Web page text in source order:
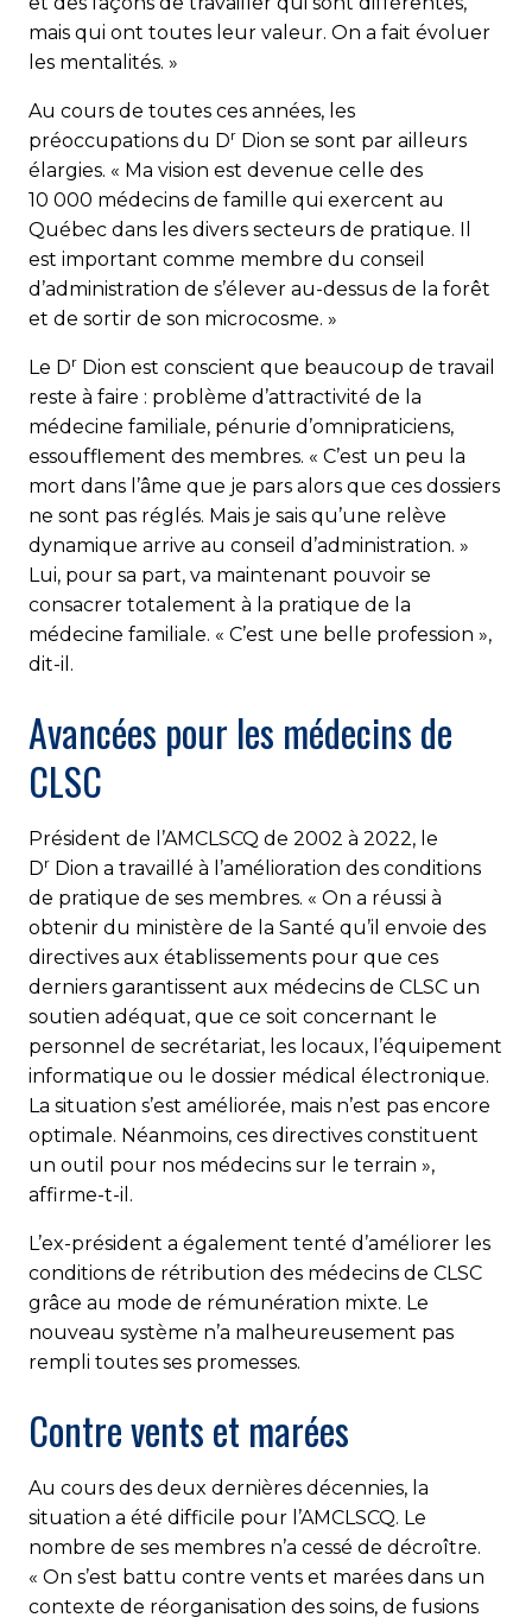
mais qui ont toutes leur valeur. On a fait évoluer
les mentalités. »
Au cours de toutes ces années, les
préoccupations du Dr Dion se sont par ailleurs
élargies. « Ma vision est devenue celle des
10 000 médecins de famille qui exercent au
Québec dans les divers secteurs de pratique. Il
est important comme membre du conseil
d’administration de s’élever au-dessus de la forêt
et de sortir de son microcosme. »
Le Dr Dion est conscient que beaucoup de travail
reste à faire : problème d’attractivité de la
médecine familiale, pénurie d’omnipraticiens,
essoufflement des membres. « C’est un peu la
mort dans l’âme que je pars alors que ces dossiers
ne sont pas réglés. Mais je sais qu’une relève
dynamique arrive au conseil d’administration. »
Lui, pour sa part, va maintenant pouvoir se
consacrer totalement à la pratique de la
médecine familiale. « C’est une belle profession »,
dit-il.
Avancées pour les médecins de
CLSC
Président de l’AMCLSCQ de 2002 à 2022, le
Dr Dion a travaillé à l’amélioration des conditions
de pratique de ses membres. « On a réussi à
obtenir du ministère de la Santé qu’il envoie des
directives aux établissements pour que ces
derniers garantissent aux médecins de CLSC un
soutien adéquat, que ce soit concernant le
personnel de secrétariat, les locaux, l’équipement
informatique ou le dossier médical électronique.
La situation s’est améliorée, mais n’est pas encore
optimale. Néanmoins, ces directives constituent
un outil pour nos médecins sur le terrain »,
affirme-t-il.
L’ex-président a également tenté d’améliorer les
conditions de rétribution des médecins de CLSC
grâce au mode de rémunération mixte. Le
nouveau système n’a malheureusement pas
rempli toutes ses promesses.
Contre vents et marées
Au cours des deux dernières décennies, la
situation a été difficile pour l’AMCLSCQ. Le
nombre de ses membres n’a cessé de décroître.
« On s’est battu contre vents et marées dans un
contexte de réorganisation des soins, de fusions